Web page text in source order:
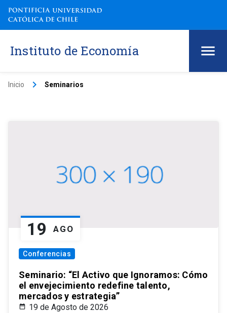
Instituto de Economía
Inicio keyboard_arrow_right Seminarios
19 AGO
Conferencias
Seminario: “El Activo que Ignoramos: Cómo
el envejecimiento redefine talento,
mercados y estrategia”
19 de Agosto de 2026